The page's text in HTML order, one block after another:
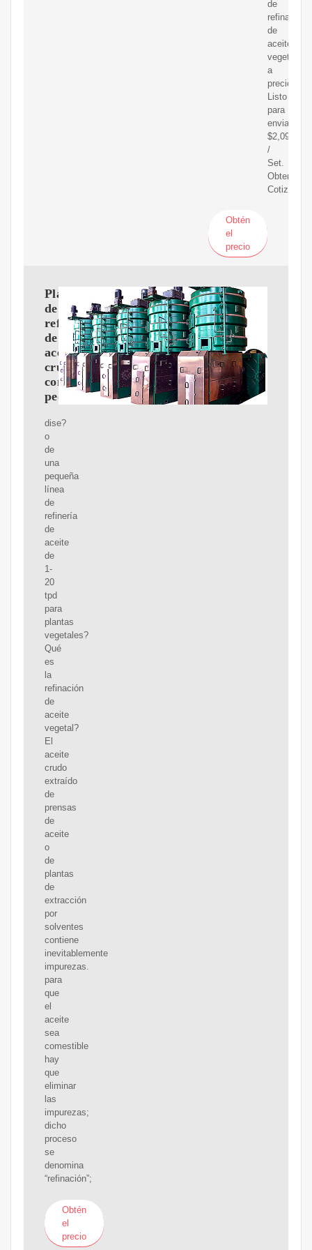
de
refinación
de
aceite
vegetal
a
precio
Listo
para
enviar
/
Set.
Obtener
Cotización
Obtén
el
precio
Planta
de
refinería
de
aceite
crudo
comestible
pequeña
dise?
o
de
una
pequeña
línea
de
refinería
de
aceite
de
1-
20
tpd
para
plantas
vegetales?
Qué
es
la
refinación
de
aceite
vegetal?
El
aceite
crudo
extraído
de
prensas
de
aceite
o
de
plantas
de
extracción
por
solventes
contiene
inevitablemente
impurezas.
para
que
el
aceite
sea
comestible
hay
que
eliminar
las
impurezas;
dicho
proceso
se
denomina
“refinación”;
Obtén
el
precio